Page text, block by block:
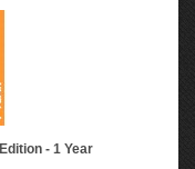
- 1 Year